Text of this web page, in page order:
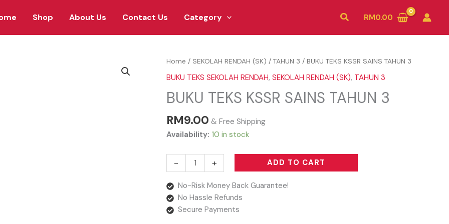
Shop About Us Contact Us Category SearchRM0.00
Home / SEKOLAH RENDAH (SK) / TAHUN 3 / BUKU TEKS KSSR SAINS TAHUN 3
BUKU TEKS SEKOLAH RENDAH, SEKOLAH RENDAH (SK), TAHUN 3
BUKU TEKS KSSR SAINS TAHUN 3
RM9.00 & Free Shipping
Availability: 10 in stock
-
BUKU
TEKS
SAINS
3
quantity
+ ADD TO CART
No-Risk Money Back Guarantee!
No Hassle Refunds
Secure Payments